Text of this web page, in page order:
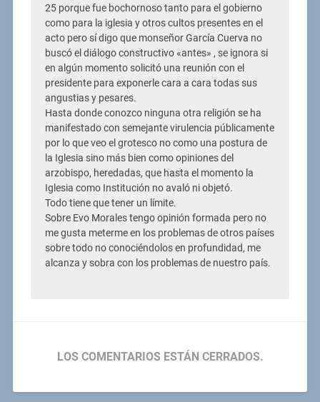
25 porque fue bochornoso tanto para el gobierno
como para la iglesia y otros cultos presentes en el
acto pero sí digo que monseñor García Cuerva no
buscó el diálogo constructivo «antes» , se ignora si
en algún momento solicitó una reunión con el
presidente para exponerle cara a cara todas sus
angustias y pesares.
Hasta donde conozco ninguna otra religión se ha
manifestado con semejante virulencia públicamente
por lo que veo el grotesco no como una postura de
la Iglesia sino más bien como opiniones del
arzobispo, heredadas, que hasta el momento la
Iglesia como Institución no avaló ni objetó.
Todo tiene que tener un límite.
Sobre Evo Morales tengo opinión formada pero no
me gusta meterme en los problemas de otros países
sobre todo no conociéndolos en profundidad, me
alcanza y sobra con los problemas de nuestro país.
LOS COMENTARIOS ESTÁN CERRADOS.